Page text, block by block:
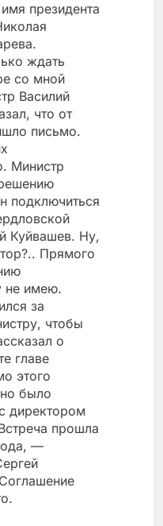
президента
ждать
со мной
Василий
что от
письмо.
Министр
подключиться
Куйвашев. Ну,
Прямого
не имею.
за
чтобы
о
главе
этого
было
директором
прошла
—